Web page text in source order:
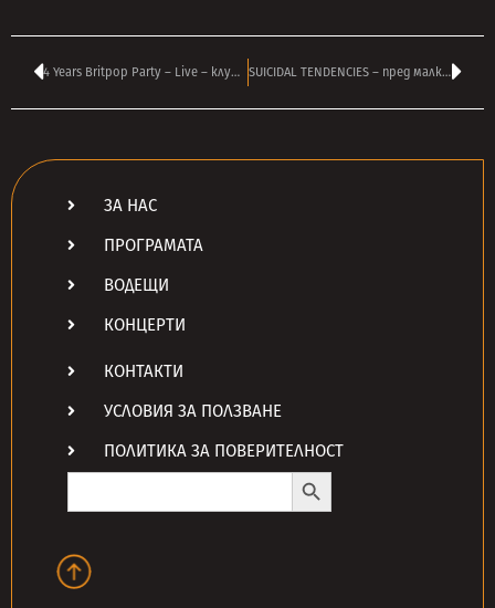
4 Years Britpop Party – Live – клуб „Строежа“, София SUICIDAL TENDENCIES – пред малко, но от сърце
ЗА НАС
ПРОГРАМАТА
ВОДЕЩИ
КОНЦЕРТИ
КОНТАКТИ
УСЛОВИЯ ЗА ПОЛЗВАНЕ
ПОЛИТИКА ЗА ПОВЕРИТЕЛНОСТ
Search
Search Button